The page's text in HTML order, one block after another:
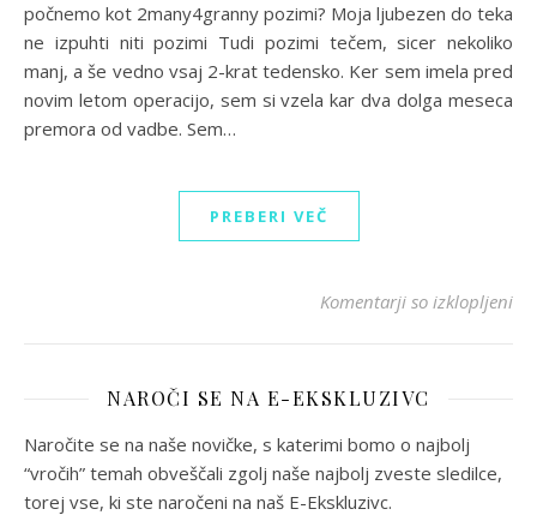
počnemo kot 2many4granny pozimi? Moja ljubezen do teka
ne izpuhti niti pozimi Tudi pozimi tečem, sicer nekoliko
manj, a še vedno vsaj 2-krat tedensko. Ker sem imela pred
novim letom operacijo, sem si vzela kar dva dolga meseca
premora od vadbe. Sem…
PREBERI VEČ
Komentarji so izklopljeniza
NAROČI SE NA E-EKSKLUZIVC
Naročite se na naše novičke, s katerimi bomo o najbolj
“vročih” temah obveščali zgolj naše najbolj zveste sledilce,
torej vse, ki ste naročeni na naš E-Ekskluzivc.